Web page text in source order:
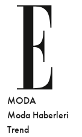
MODA
Moda Haberleri
Trend